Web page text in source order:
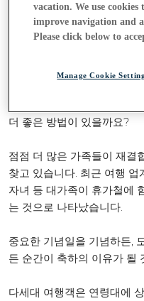
밖으로 나가 다시 세상을 볼
하는 여행 트렌드 2022.
1. 다세대 여행
더 좋은 방법이 있을까요?
점점 더 많은 가족들이 재결
찾고 있습니다. 최근 여행
자녀 등 대가족이 휴가철에
는 것으로 나타났습니다.
중요한 기념일을 기념하든,
든 순간이 축하의 이유가 될
다세대 여행객은 연령대에
vacation. We use cookies
improve navigation and
Please click below to
Manage Cookie